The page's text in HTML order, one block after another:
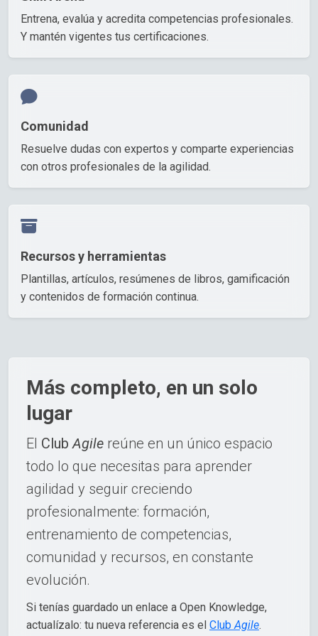
Entrena, evalúa y acredita competencias profesionales.
Y mantén vigentes tus certificaciones.
Comunidad
Resuelve dudas con expertos y comparte experiencias
con otros profesionales de la agilidad.
Recursos y herramientas
Plantillas, artículos, resúmenes de libros, gamificación
y contenidos de formación continua.
Más completo, en un solo
lugar
El ClubAgile reúne en un único espacio
todo lo que necesitas para aprender
agilidad y seguir creciendo
profesionalmente: formación,
entrenamiento de competencias,
comunidad y recursos, en constante
evolución.
Si tenías guardado un enlace a Open Knowledge,
actualízalo: tu nueva referencia es el ClubAgile.